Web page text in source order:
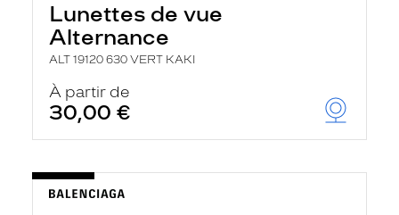
Lunettes de vue
Alternance
ALT 19120 630 VERT KAKI
À partir de
30,00 €